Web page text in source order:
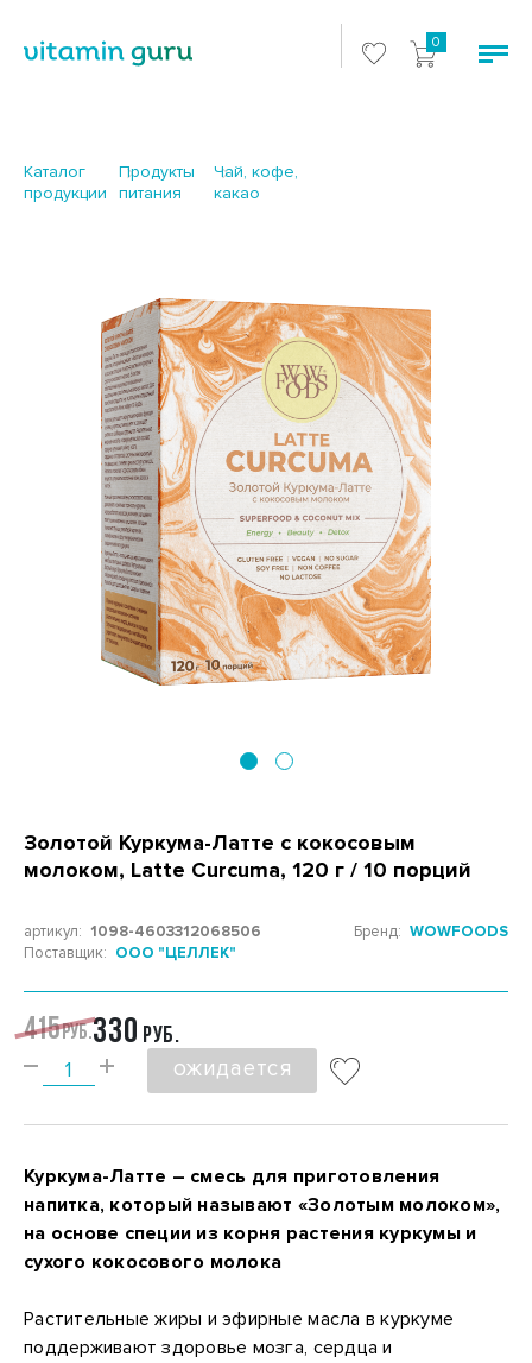
0
Каталог
продукции
Продукты
питания
Чай, кофе,
какао
Золотой Куркума-Латте с кокосовым
молоком, Latte Curcuma, 120 г / 10 порций
артикул: 1098-4603312068506 Бренд: WOWFOODS
Поставщик: ООО "ЦЕЛЛЕК"
415РУБ.330 РУБ.
ожидается
Куркума-Латте – смесь для приготовления
напитка, который называют «Золотым молоком»,
на основе специи из корня растения куркумы и
сухого кокосового молока
Растительные жиры и эфирные масла в куркуме
поддерживают здоровье мозга, сердца и